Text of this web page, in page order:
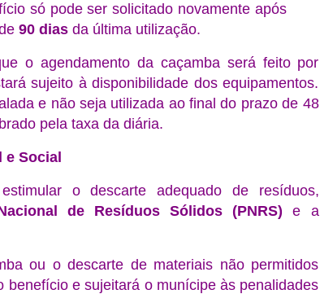
só pode ser solicitado novamente após
90 diasda última utilização.
o agendamento da caçamba será feito por
sujeito à disponibilidade dos equipamentos.
e não seja utilizada ao final do prazo de 48
pela taxa da diária.
Social
o descarte adequado de resíduos,
de Resíduos Sólidos (PNRS) e a
ou o descarte de materiais não permitidos
benefício e sujeitará o munícipe às penalidades